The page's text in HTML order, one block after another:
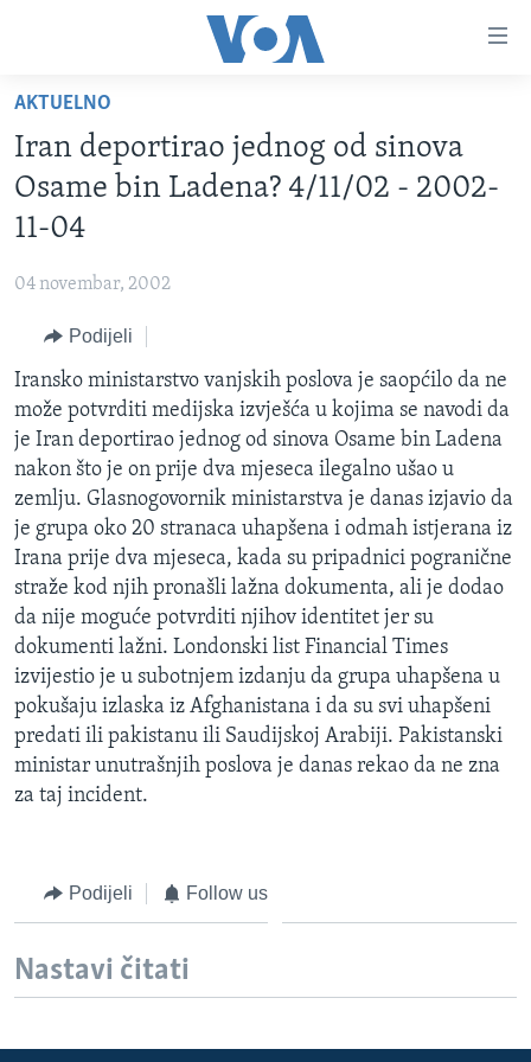
glavni
sadržaj
Pređi
na
glavnu
Idi
pretragu
TV PROGRAM
FOTOGRAFIJE DANA
SJEDINJENE AMERIČKE DRŽAVE
BOSNA I HERCEGOVINA
SVIJET
NAUKA I TEHNOLOGIJA
SPECIJALNI PROJEKTI
KORUPCIJA
SLOBODA MEDIJA
ŽENSKA STRANA
IZBJEGLIČKA STRANA
MAGAZIN
O GLASU AMERIKE
Learning English
PRATITE NAS
AKTUELNO
Iran deportirao jednog od sinova
Osame bin Ladena? 4/11/02 - 2002-
11-04
04 novembar, 2002
Podijeli
Iransko ministarstvo vanjskih poslova je saopćilo da ne
može potvrditi medijska izvješća u kojima se navodi da
je Iran deportirao jednog od sinova Osame bin Ladena
nakon što je on prije dva mjeseca ilegalno ušao u
zemlju. Glasnogovornik ministarstva je danas izjavio da
je grupa oko 20 stranaca uhapšena i odmah istjerana iz
Irana prije dva mjeseca, kada su pripadnici pogranične
straže kod njih pronašli lažna dokumenta, ali je dodao
da nije moguće potvrditi njihov identitet jer su
dokumenti lažni. Londonski list Financial Times
izvijestio je u subotnjem izdanju da grupa uhapšena u
pokušaju izlaska iz Afghanistana i da su svi uhapšeni
predati ili pakistanu ili Saudijskoj Arabiji. Pakistanski
ministar unutrašnjih poslova je danas rekao da ne zna
za taj incident.
Podijeli Follow us
Nastavi čitati